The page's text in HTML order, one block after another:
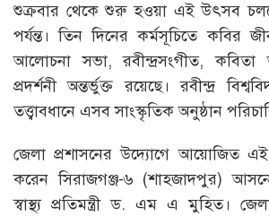
শুক্রবার থেকে শুরু হওয়া এই উৎসব
পর্যন্ত। তিন দিনের কর্মসূচিতে কবির
আলোচনা সভা, রবীন্দ্রসংগীত,
প্রদর্শনী অন্তর্ভুক্ত রয়েছে। রবীন্দ্র
তত্ত্বাবধানে এসব সাংস্কৃতিক অনুষ্ঠান
জেলা প্রশাসনের উদ্যোগে আয়োজিত এই
করেন সিরাজগঞ্জ-৬ (শাহজাদপুর)
স্বাস্থ্য প্রতিমন্ত্রী ড. এম এ মুহিত।